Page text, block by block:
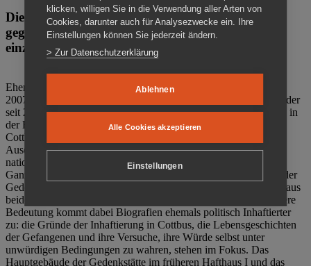
Die Gedenkstätte Zuchthaus Cottbus ist ein Ort
gegen das Vergessen. Anschaulich, nah und
einzigartig.
Ehemalige politische Häftlinge der DDR gründeten im Oktober
2007 den Verein Menschenrechtszentrum Cottbus e. V. (MRZ), der
seit 2011 Eigentümer des ehemaligen Gefängnisses (1860-2002) in
der Bautzener Straße und Träger der Gedenkstätte Zuchthaus
Cottbus ist. Im Zentrum der Arbeit der Gedenkstätte steht die
Auseinandersetzung mit politischem Unrecht während der
nationalsozialistischen Terrorherrschaft und der SED-Diktatur.
Ganzjährig zeigen mehrere Dauer- und Sonderausstellungen in der
Gedenkstätte Zuchthaus Cottbus Beispiele politischen Unrechts aus
beiden deutschen Diktaturen des 20. Jahrhunderts. Eine besondere
Bedeutung kommt dabei Biografien ehemals politisch Inhaftierter
zu: die Gründe der Inhaftierung in Cottbus, die Lebensgeschichten
der Gefangenen und ihre Versuche, ihre Würde selbst unter
unwürdigen Bedingungen zu wahren, stehen im Fokus. Das
Hauptgebäude der Gedenkstätte im früheren Hafthaus I und das
klicken, willigen Sie in die Verwendung aller Arten von
Cookies, darunter auch für Analysezwecke ein. Ihre
Einstellungen können Sie jederzeit ändern.
> Zur Datenschutzerklärung
Ablehnen
Alle Cookies akzeptieren
Einstellungen